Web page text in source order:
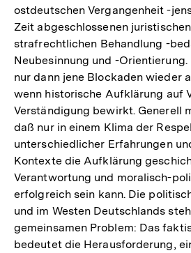
ostdeutschen Vergangenheit -
Zeit abgeschlossenen
strafrechtlichen Behandlung -
Neubesinnung und -
nur dann jene Blockaden wieder
wenn historische Aufklärung auf
Verständigung bewirkt. Generell
daß nur in einem Klima der
unterschiedlicher Erfahrungen
Kontexte die Aufklärung
Verantwortung und moralisch-
erfolgreich sein kann. Die
und im Westen Deutschlands
gemeinsamen Problem: Das
bedeutet die Herausforderung,